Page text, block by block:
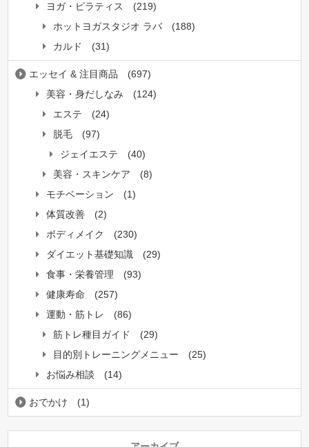
ヨガ・ピラティス
(219)
ホットヨガスタジオ ラバ
(188)
カルド
(31)
エッセイ & 注目商品
(697)
美容・身だしなみ
(124)
エステ
(24)
脱毛
(97)
ジェイエステ
(40)
美容・スキンケア
(8)
モチベーション
(1)
体質改善
(2)
ボディメイク
(230)
ダイエット基礎知識
(29)
食事・栄養管理
(93)
健康寿命
(257)
運動・筋トレ
(86)
筋トレ種目ガイド
(29)
目的別トレーニングメニュー
(25)
お悩み相談
(14)
おでかけ (1)